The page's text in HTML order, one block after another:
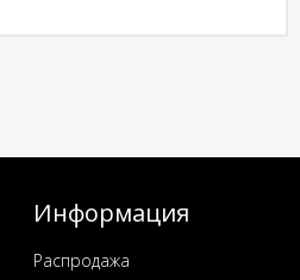
Информация
Распродажа